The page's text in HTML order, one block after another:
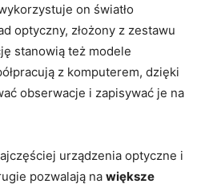
on światło
optyczny, złożony z zestawu
stanowią też modele
z komputerem, dzięki
obserwacje i zapisywać je na
urządzenia optyczne i
pozwalają na większe